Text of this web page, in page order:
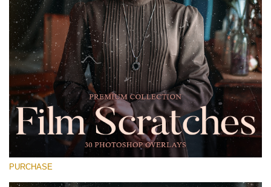
Large 6000*4000px
Stažení zdarma
PURCHASE